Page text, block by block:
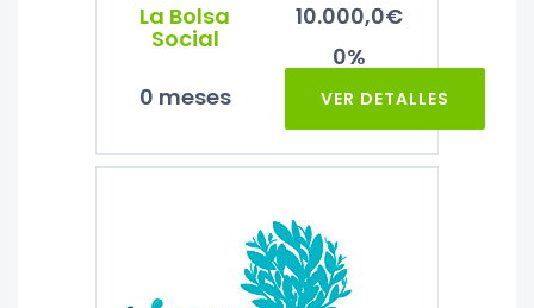
La Bolsa
Social
10.000,0€
0%
0 meses
VER DETALLES